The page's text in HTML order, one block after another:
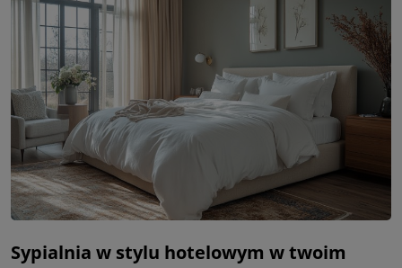
Sypialnia w stylu hotelowym w twoim